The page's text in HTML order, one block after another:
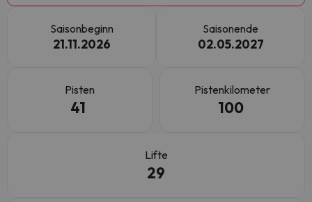
Saisonbeginn
21.11.2026
Saisonende
02.05.2027
Pisten
41
Pistenkilometer
100
Lifte
29